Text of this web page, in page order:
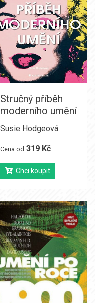
Stručný příběh
moderního umění
Susie Hodgeová
Cena od 319 Kč
Chci koupit